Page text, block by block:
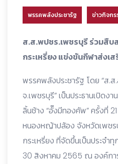
พรรคพลังประชารัฐ ข่าวกิจก
ส.ส.พปชร.เพชรบุรี ร่วมสืบ
กระเหรี่ยง แข่งขันกีฬาส่งเ
พรรคพลังประชารัฐ โดย “ส.
จ.เพชรบุรี” เป็นประธานเปิดง
ลิ้นช้าง “อั๊งมีทองคัพ” ครั้งที่
หนองหญ้าปล้อง จังหวัดเพชร
กระเหรี่ยง ที่จัดขึ้นเป็นประจำ
30 สิงหาคม 2565 ณ องค์กา